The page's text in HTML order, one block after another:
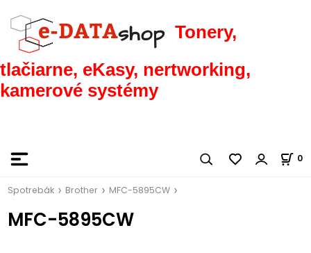
Tonery,
tlačiarne, eKasy, nertworking,
kamerové systémy
0
Spotrebák Brother MFC-5895CW
MFC-5895CW